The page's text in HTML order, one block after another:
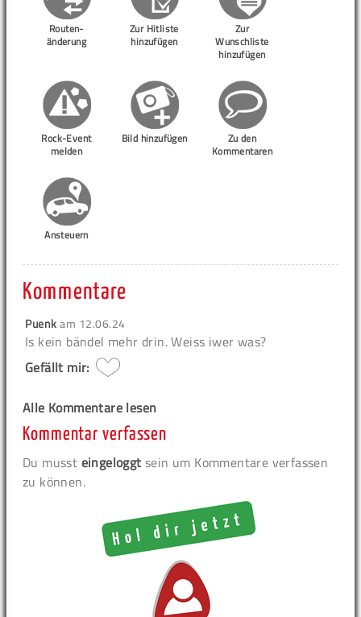
Routen-
änderung
Zur Hitliste
hinzufügen
Zur
Wunschliste
hinzufügen
Rock-Event
melden
Bild hinzufügen
Zu den
Kommentaren
Ansteuern
Kommentare
Puenkam 12.06.24
Is kein bändel mehr drin. Weiss iwer was?
Gefällt mir:
Alle Kommentare lesen
Kommentar verfassen
Du musst eingeloggt sein um Kommentare verfassen
zu können.